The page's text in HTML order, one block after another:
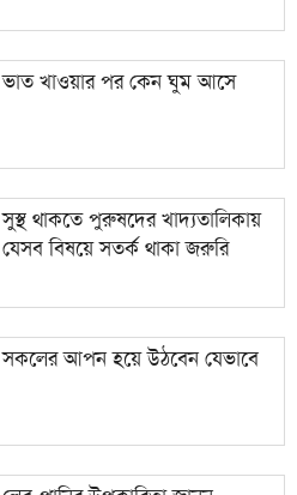
ভাত খাওয়ার পর কেন ঘুম আসে
সুস্থ থাকতে পুরুষদের খাদ্যতালিকায়
যেসব বিষয়ে সতর্ক থাকা জরুরি
সকলের আপন হয়ে উঠবেন যেভাবে